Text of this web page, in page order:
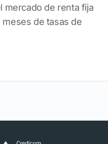
mercado de renta fija
de tasas de